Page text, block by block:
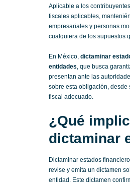
Aplicable a los
fiscales aplicables,
empresariales y personas
cualquiera de los supuestos
En México, dictaminar
entidades, que busca
presentan ante las
sobre esta obligación, desde
fiscal adecuado.
¿Qué
dictaminar
Dictaminar estados
revise y emita un dictamen
entidad. Este dictamen